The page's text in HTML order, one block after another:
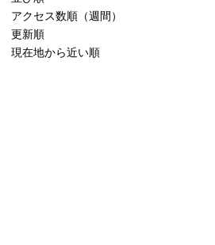
アクセス数順（週間）
更新順
現在地から近い順